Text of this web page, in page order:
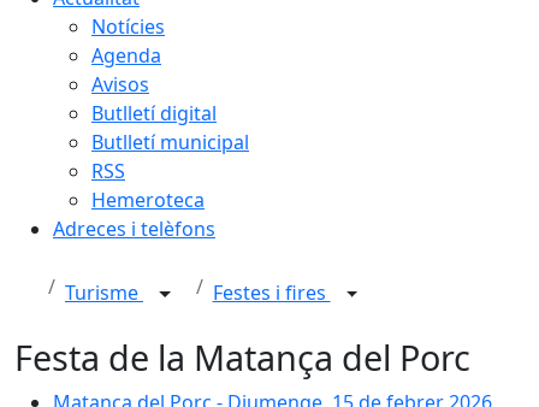
Notícies
Agenda
Avisos
Butlletí digital
Butlletí municipal
RSS
Hemeroteca
Adreces i telèfons
Turisme Festes i fires
Festa de la Matança del Porc
Matança del Porc - Diumenge, 15 de febrer 2026